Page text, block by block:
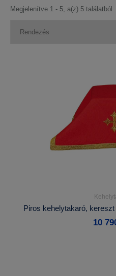
Megjelenítve 1 - 5, a(z) 5 találatból
Piros kehelytakaró,
10